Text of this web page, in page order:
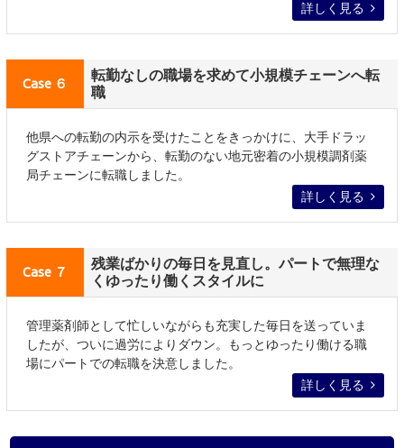
詳しく見る
Case ６
転勤なしの職場を求めて小規模チェーンへ転
職
他県への転勤の内示を受けたことをきっかけに、大手ドラッ
グストアチェーンから、転勤のない地元密着の小規模調剤薬
局チェーンに転職しました。
詳しく見る
Case ７
残業ばかりの毎日を見直し。パートで無理な
くゆったり働くスタイルに
管理薬剤師として忙しいながらも充実した毎日を送っていま
したが、ついに過労によりダウン。もっとゆったり働ける職
場にパートでの転職を決意しました。
詳しく見る